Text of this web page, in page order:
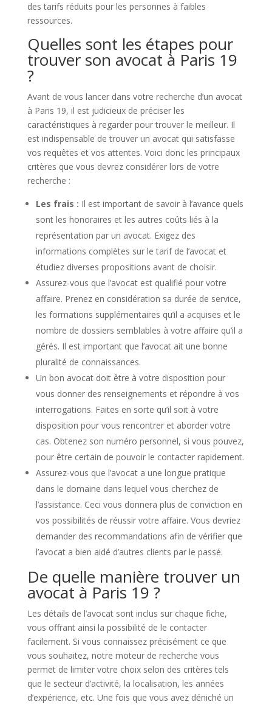
des tarifs réduits pour les personnes à faibles
ressources.
Quelles sont les étapes pour
trouver son avocat à Paris 19
?
Avant de vous lancer dans votre recherche d’un avocat
à Paris 19, il est judicieux de préciser les
caractéristiques à regarder pour trouver le meilleur. Il
est indispensable de trouver un avocat qui satisfasse
vos requêtes et vos attentes. Voici donc les principaux
critères que vous devrez considérer lors de votre
recherche :
Les frais : Il est important de savoir à l’avance quels
sont les honoraires et les autres coûts liés à la
représentation par un avocat. Exigez des
informations complètes sur le tarif de l’avocat et
étudiez diverses propositions avant de choisir.
Assurez-vous que l’avocat est qualifié pour votre
affaire. Prenez en considération sa durée de service,
les formations supplémentaires qu’il a acquises et le
nombre de dossiers semblables à votre affaire qu’il a
gérés. Il est important que l’avocat ait une bonne
pluralité de connaissances.
Un bon avocat doit être à votre disposition pour
vous donner des renseignements et répondre à vos
interrogations. Faites en sorte qu’il soit à votre
disposition pour vous rencontrer et aborder votre
cas. Obtenez son numéro personnel, si vous pouvez,
pour être certain de pouvoir le contacter rapidement.
Assurez-vous que l’avocat a une longue pratique
dans le domaine dans lequel vous cherchez de
l’assistance. Ceci vous donnera plus de conviction en
vos possibilités de réussir votre affaire. Vous devriez
demander des recommandations afin de vérifier que
l’avocat a bien aidé d’autres clients par le passé.
De quelle manière trouver un
avocat à Paris 19 ?
Les détails de l’avocat sont inclus sur chaque fiche,
vous offrant ainsi la possibilité de le contacter
facilement. Si vous connaissez précisément ce que
vous souhaitez, notre moteur de recherche vous
permet de limiter votre choix selon des critères tels
que le secteur d’activité, la localisation, les années
d’expérience, etc. Une fois que vous avez déniché un